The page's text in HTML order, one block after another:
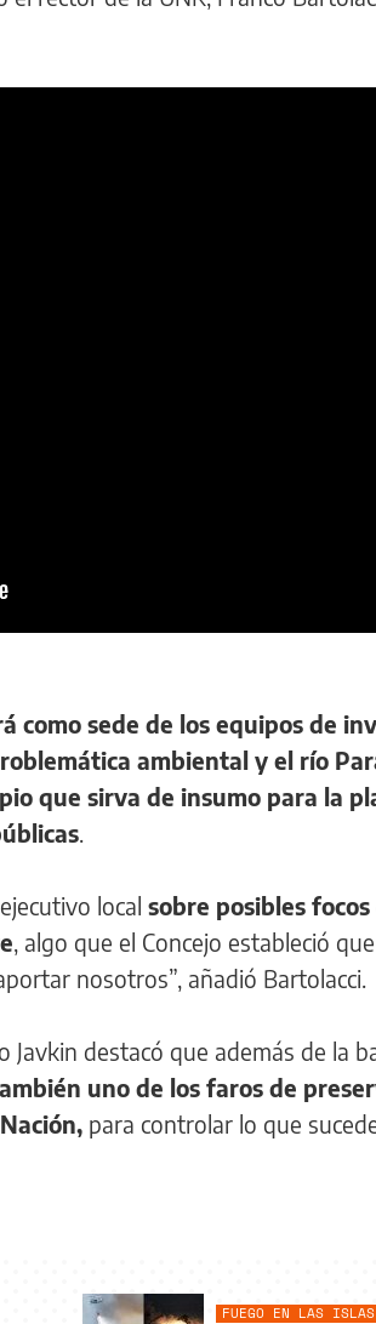
como sede de los equipos de
ambiental y el río
que sirva de insumo para la
local sobre posibles
, algo que el Concejo estableció
nosotros”, añadió Bartolacci.
destacó que además de la
uno de los faros de
para controlar lo que
FUEGO EN LAS ISLAS